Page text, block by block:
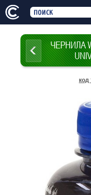
ЧЕРНИЛА
код